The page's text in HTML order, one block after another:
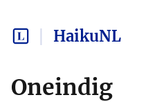
HaikuNL
Oneindig